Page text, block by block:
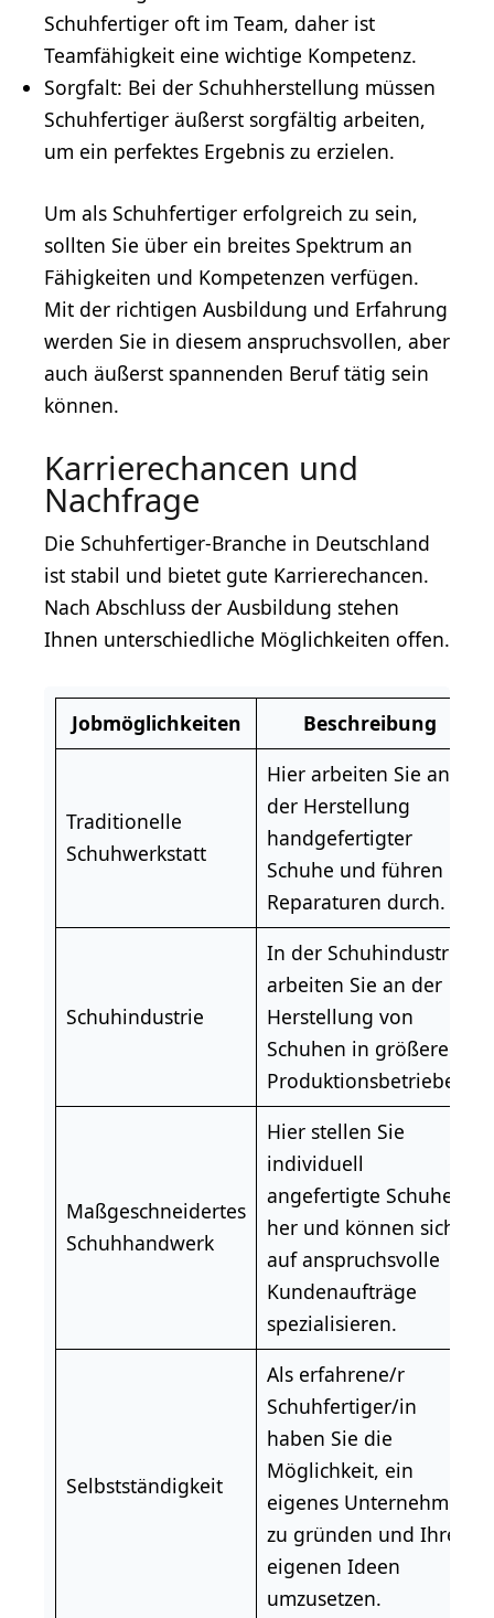
Schuhfertiger oft im Team, daher ist
Teamfähigkeit eine wichtige Kompetenz.
Sorgfalt: Bei der Schuhherstellung müssen
Schuhfertiger äußerst sorgfältig arbeiten,
um ein perfektes Ergebnis zu erzielen.
Um als Schuhfertiger erfolgreich zu sein,
sollten Sie über ein breites Spektrum an
Fähigkeiten und Kompetenzen verfügen.
Mit der richtigen Ausbildung und Erfahrung
werden Sie in diesem anspruchsvollen, aber
auch äußerst spannenden Beruf tätig sein
können.
Karrierechancen und
Nachfrage
Die Schuhfertiger-Branche in Deutschland
ist stabil und bietet gute Karrierechancen.
Nach Abschluss der Ausbildung stehen
Ihnen unterschiedliche Möglichkeiten offen.
Jobmöglichkeiten Beschreibung
Traditionelle
Schuhwerkstatt
Hier arbeiten Sie an
der Herstellung
handgefertigter
Schuhe und führen
Reparaturen durch.
Schuhindustrie
In der Schuhindustrie
arbeiten Sie an der
Herstellung von
Schuhen in größeren
Produktionsbetrieben.
Maßgeschneidertes
Schuhhandwerk
Hier stellen Sie
individuell
angefertigte Schuhe
her und können sich
auf anspruchsvolle
Kundenaufträge
spezialisieren.
Selbstständigkeit
Als erfahrene/r
Schuhfertiger/in
haben Sie die
Möglichkeit, ein
eigenes Unternehmen
zu gründen und Ihre
eigenen Ideen
umzusetzen.